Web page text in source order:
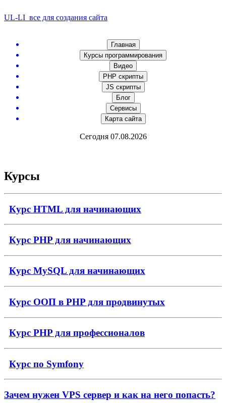
UL-LI все для создания сайта
Главная
Курсы программирования
Видео
PHP скрипты
JS скрипты
Блог
Сервисы
Карта сайта
Сегодня 07.08.2026
Курсы
Курс HTML для начинающих
Курс PHP для начинающих
Курс MySQL для начинающих
Курс ООП в PHP для продвинутых
Курс PHP для профессионалов
Курс по Symfony
Зачем нужен VPS сервер и как на него попасть?